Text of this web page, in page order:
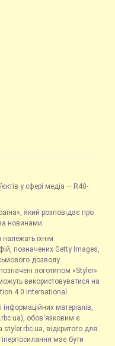
у сфері медіа — R40-
який розповідає про
новинами.
належать їхнім
позначених Getty Images,
дозволу
логотипом «Styler»
використовуватися на
4.0 International.
матеріалів,
обов'язковим є
styler.rbc.ua, відкритого для
має бути